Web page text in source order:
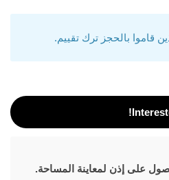
قاموا بالحجز ترك تقييم.
على إذن لمعاينة المساحة.